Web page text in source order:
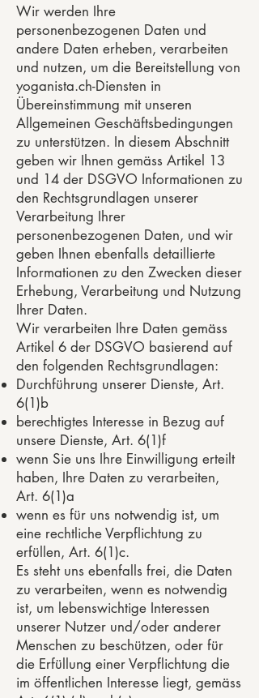
Wir werden Ihre
personenbezogenen Daten und
andere Daten erheben, verarbeiten
und nutzen, um die Bereitstellung von
yoganista.ch-Diensten in
Übereinstimmung mit unseren
Allgemeinen Geschäftsbedingungen
zu unterstützen. In diesem Abschnitt
geben wir Ihnen gemäss Artikel 13
und 14 der DSGVO Informationen zu
den Rechtsgrundlagen unserer
Verarbeitung Ihrer
personenbezogenen Daten, und wir
geben Ihnen ebenfalls detaillierte
Informationen zu den Zwecken dieser
Erhebung, Verarbeitung und Nutzung
Ihrer Daten.
Wir verarbeiten Ihre Daten gemäss
Artikel 6 der DSGVO basierend auf
den folgenden Rechtsgrundlagen:
Durchführung unserer Dienste, Art.
6(1)b
berechtigtes Interesse in Bezug auf
unsere Dienste, Art. 6(1)f
wenn Sie uns Ihre Einwilligung erteilt
haben, Ihre Daten zu verarbeiten,
Art. 6(1)a
wenn es für uns notwendig ist, um
eine rechtliche Verpflichtung zu
erfüllen, Art. 6(1)c.
Es steht uns ebenfalls frei, die Daten
zu verarbeiten, wenn es notwendig
ist, um lebenswichtige Interessen
unserer Nutzer und/oder anderer
Menschen zu beschützen, oder für
die Erfüllung einer Verpflichtung die
im öffentlichen Interesse liegt, gemäss